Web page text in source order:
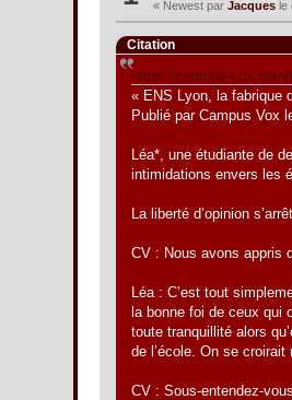
« Newest parJacques le
Citation
https://campus-
« ENS Lyon, la fabrique
Publié par Campus Vox
Léa*, une étudiante de
intimidations envers les
La liberté d’opinion
CV : Nous avons appris
Léa : C’est tout
la bonne foi de ceux
toute tranquillité alors
de l’école. On se
CV : Sous-entendez-